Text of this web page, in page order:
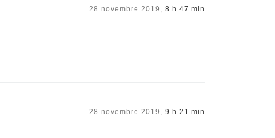
28 novembre 2019, 8 h 47 min
28 novembre 2019, 9 h 21 min